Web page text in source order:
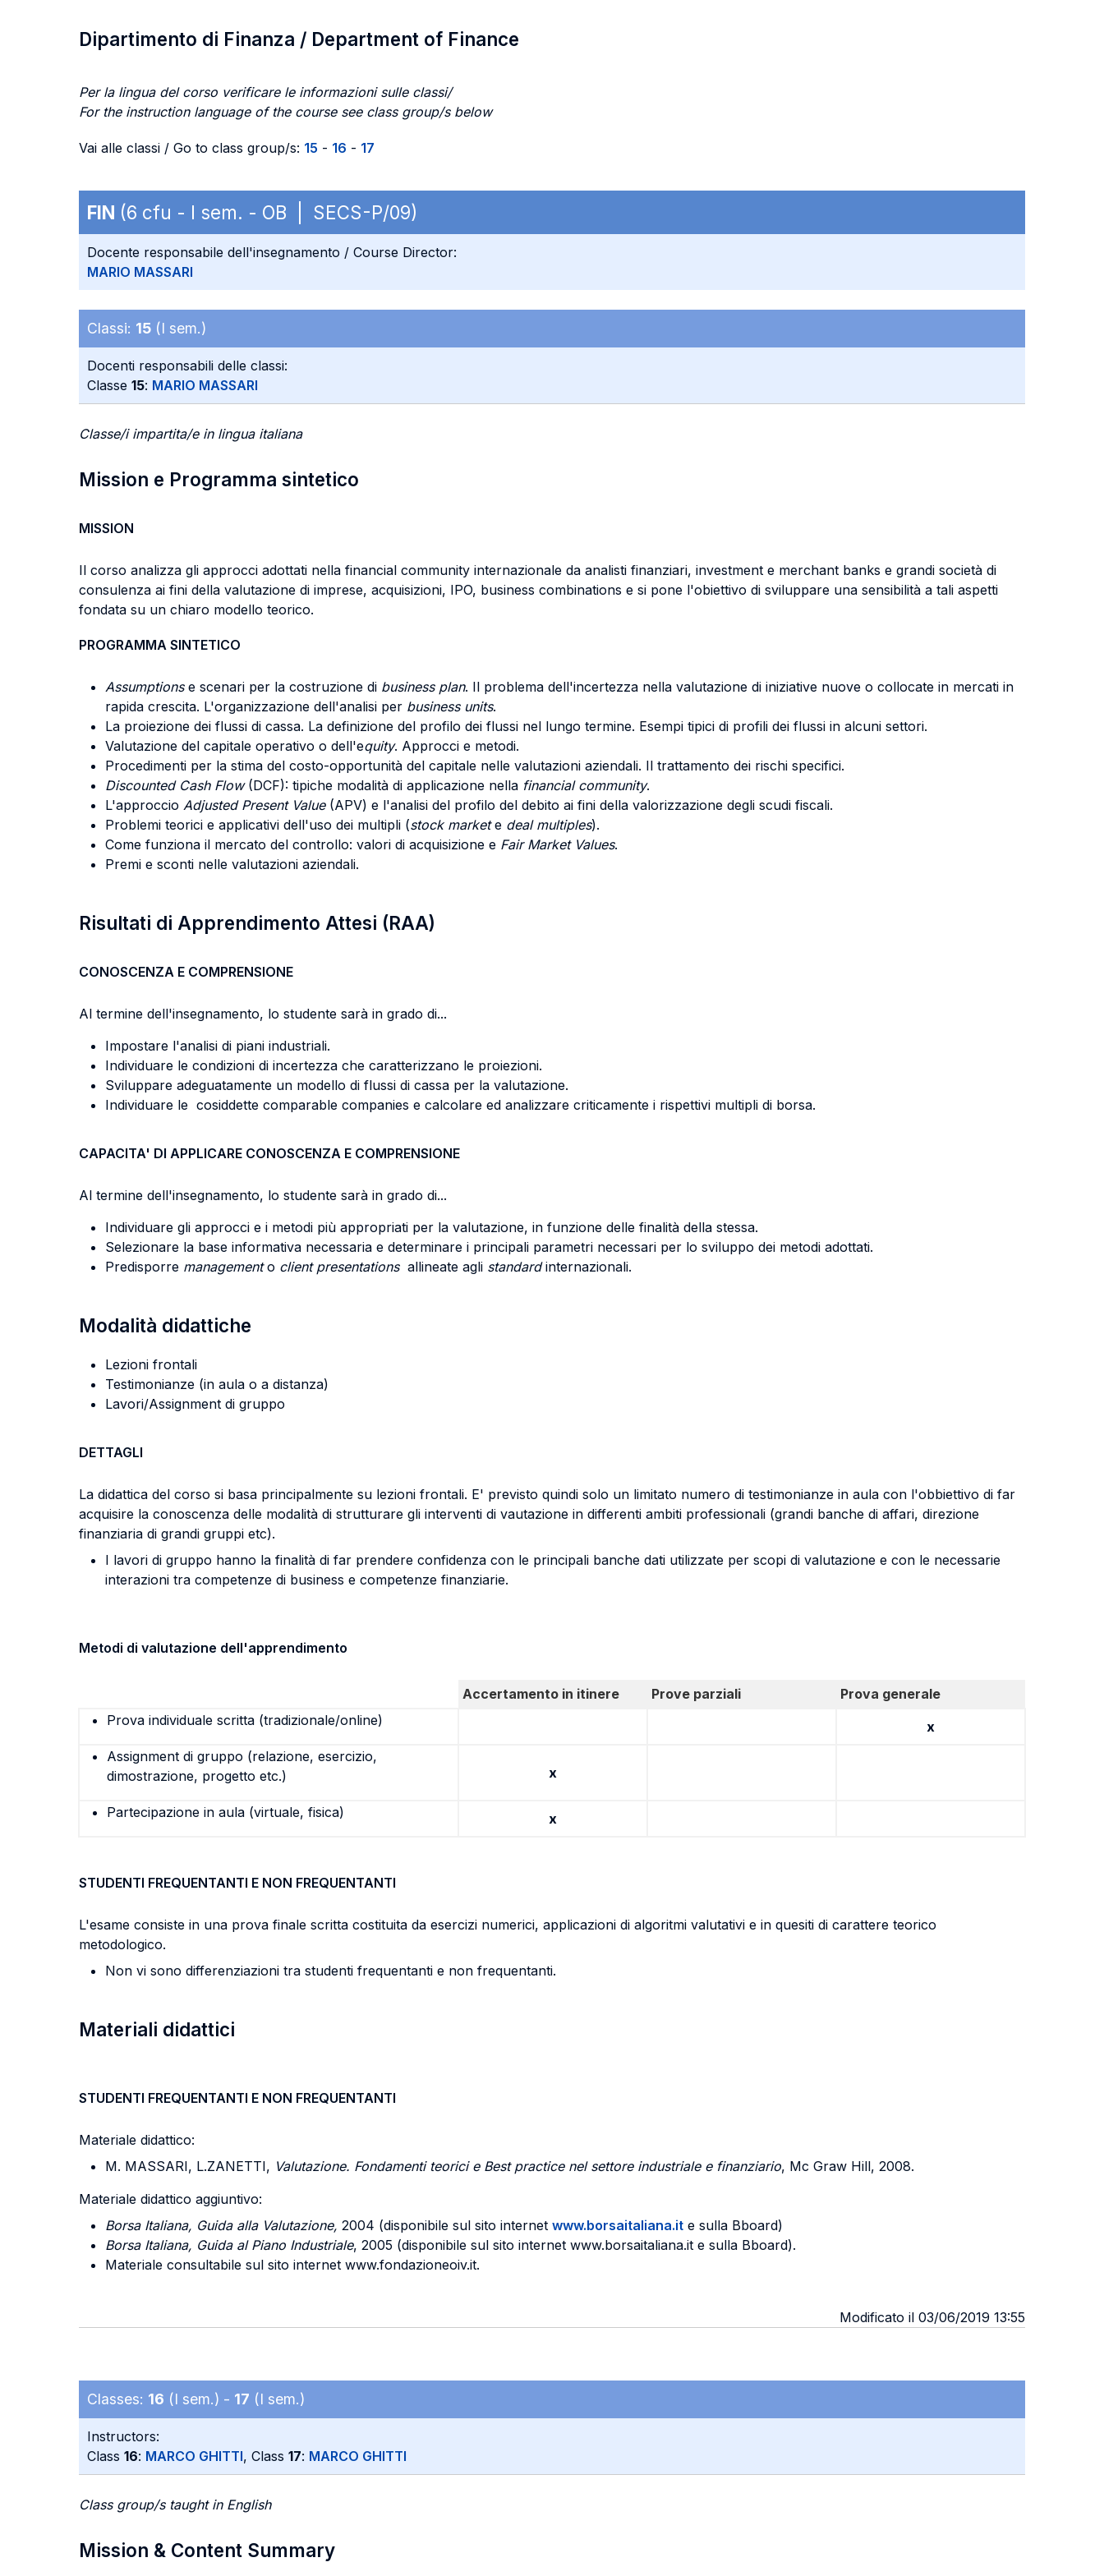
Dipartimento di Finanza / Department of Finance
Per la lingua del corso verificare le informazioni sulle classi/
For the instruction language of the course see class group/s below
Vai alle classi / Go to class group/s: 15 - 16 - 17
FIN (6 cfu - I sem. - OB | SECS-P/09)
Docente responsabile dell'insegnamento / Course Director:
MARIO MASSARI
Classi: 15 (I sem.)
Docenti responsabili delle classi:
Classe 15: MARIO MASSARI
Classe/i impartita/e in lingua italiana
Mission e Programma sintetico
MISSION
Il corso analizza gli approcci adottati nella financial community internazionale da analisti finanziari, investment e merchant banks e grandi società di
consulenza ai fini della valutazione di imprese, acquisizioni, IPO, business combinations e si pone l'obiettivo di sviluppare una sensibilità a tali aspetti
fondata su un chiaro modello teorico.
PROGRAMMA SINTETICO
Assumptions e scenari per la costruzione di business plan. Il problema dell'incertezza nella valutazione di iniziative nuove o collocate in mercati in
rapida crescita. L'organizzazione dell'analisi per business units.
La proiezione dei flussi di cassa. La definizione del profilo dei flussi nel lungo termine. Esempi tipici di profili dei flussi in alcuni settori.
Valutazione del capitale operativo o dell'equity. Approcci e metodi.
Procedimenti per la stima del costo-opportunità del capitale nelle valutazioni aziendali. Il trattamento dei rischi specifici.
Discounted Cash Flow (DCF): tipiche modalità di applicazione nella financial community.
L'approccio Adjusted Present Value (APV) e l'analisi del profilo del debito ai fini della valorizzazione degli scudi fiscali.
Problemi teorici e applicativi dell'uso dei multipli (stock markete deal multiples).
Come funziona il mercato del controllo: valori di acquisizione e Fair Market Values.
Premi e sconti nelle valutazioni aziendali.
Risultati di Apprendimento Attesi (RAA)
CONOSCENZA E COMPRENSIONE
Al termine dell'insegnamento, lo studente sarà in grado di...
Impostare l'analisi di piani industriali.
Individuare le condizioni di incertezza che caratterizzano le proiezioni.
Sviluppare adeguatamente un modello di flussi di cassa per la valutazione.
Individuare le cosiddette comparable companies e calcolare ed analizzare criticamente i rispettivi multipli di borsa.
CAPACITA' DI APPLICARE CONOSCENZA E COMPRENSIONE
Al termine dell'insegnamento, lo studente sarà in grado di...
Individuare gli approcci e i metodi più appropriati per la valutazione, in funzione delle finalità della stessa.
Selezionare la base informativa necessaria e determinare i principali parametri necessari per lo sviluppo dei metodi adottati.
Predisporre managemento client presentations allineate agli standardinternazionali.
Modalità didattiche
Lezioni frontali
Testimonianze (in aula o a distanza)
Lavori/Assignment di gruppo
DETTAGLI
La didattica del corso si basa principalmente su lezioni frontali. E' previsto quindi solo un limitato numero di testimonianze in aula con l'obbiettivo di far
acquisire la conoscenza delle modalità di strutturare gli interventi di vautazione in differenti ambiti professionali (grandi banche di affari, direzione
finanziaria di grandi gruppi etc).
I lavori di gruppo hanno la finalità di far prendere confidenza con le principali banche dati utilizzate per scopi di valutazione e con le necessarie
interazioni tra competenze di business e competenze finanziarie.
Metodi di valutazione dell'apprendimento
Accertamento in itinere Prove parziali
Prova generale
Prova individuale scritta (tradizionale/online)
x
Assignment di gruppo (relazione, esercizio,
dimostrazione, progetto etc.)
x
Partecipazione in aula (virtuale, fisica) x
STUDENTI FREQUENTANTI E NON FREQUENTANTI
L'esame consiste in una prova finale scritta costituita da esercizi numerici, applicazioni di algoritmi valutativi e in quesiti di carattere teorico
metodologico.
Non vi sono differenziazioni tra studenti frequentanti e non frequentanti.
Materiali didattici
STUDENTI FREQUENTANTI E NON FREQUENTANTI
Materiale didattico:
M. MASSARI, L.ZANETTI, Valutazione. Fondamenti teorici e Best practice nel settore industriale e finanziario, Mc Graw Hill, 2008.
Materiale didattico aggiuntivo:
Borsa Italiana, Guida alla Valutazione, 2004 (disponibile sul sito internet www.borsaitaliana.it e sulla Bboard)
Borsa Italiana, Guida al Piano Industriale, 2005 (disponibile sul sito internet www.borsaitaliana.it e sulla Bboard).
Materiale consultabile sul sito internet www.fondazioneoiv.it.
Modificato il 03/06/2019 13:55
Classes: 16 (I sem.) - 17 (I sem.)
Instructors:
Class 16: MARCO GHITTI, Class 17: MARCO GHITTI
Class group/s taught in English
Mission & Content Summary